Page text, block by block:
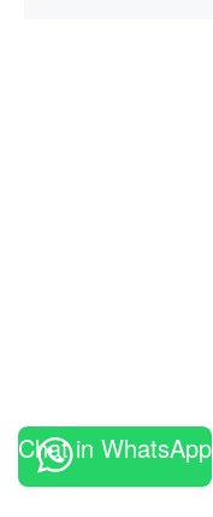
Chat in WhatsApp